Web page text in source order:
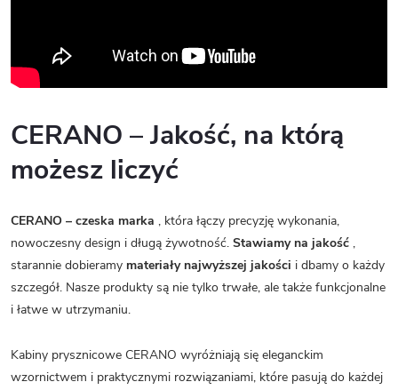
CERANO – Jakość, na którą
możesz liczyć
CERANO – czeska marka , która łączy precyzję wykonania,
nowoczesny design i długą żywotność. Stawiamy na jakość ,
starannie dobieramy materiały najwyższej jakości i dbamy o każdy
szczegół. Nasze produkty są nie tylko trwałe, ale także funkcjonalne
i łatwe w utrzymaniu.
Kabiny prysznicowe CERANO wyróżniają się eleganckim
wzornictwem i praktycznymi rozwiązaniami, które pasują do każdej